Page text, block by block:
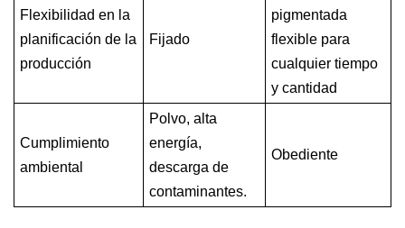
Flexibilidad en la
planificación de la
producción
Fijado
pigmentada
flexible para
cualquier tiempo
y cantidad
Cumplimiento
ambiental
Polvo, alta
energía,
descarga de
contaminantes.
Obediente